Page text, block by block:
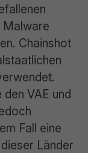
Malware
Chainshot
VAE und
Fall eine
Länder